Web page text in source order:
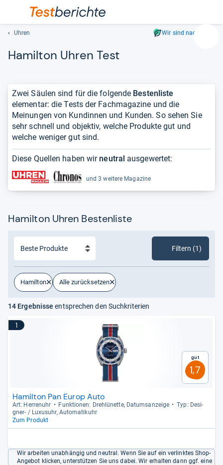
und
Uhren Wir sind nachhaltig
Hamil­ton Uhren Test
Zwei Säulen sind für die folgende Bestenliste
elementar: die Tests der Fachmagazine und die
Meinungen von Kundinnen und Kunden. So sehen Sie
sehr schnell und objektiv, welche Produkte gut und
welche weniger gut sind.
Diese Quellen haben wir neutral ausgewertet:
und 3 weitere Magazine
Hamilton Uhren Bestenliste
Hamilton Alle zurücksetzen
Filtern (1)
14 Ergebnisse entsprechen den Suchkriterien
1
Gut
1,7
Hamilton Pan Europ Auto
Art: Her­ren­uhr Funk­tio­nen: Drehlü­nette, Datums­an­zeige
Typ: Desi­
gner-​ / Luxu­suhr, Auto­ma­ti­k­uhr
Zum Produkt
Wir arbeiten unabhängig und neutral. Wenn Sie auf ein verlinktes Shop-
Angebot klicken, unterstützen Sie uns dabei. Wir erhalten dann ggf. eine